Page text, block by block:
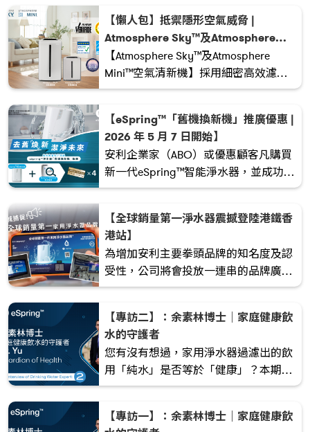
度剖析 eSpring™ 的核心技術與優勢；
現場更破天荒進行即時實驗，震撼的視
覺體驗宛如親臨安利頂級實驗室！當天
超過 300 位領導人於線上及線下同步參
多。
【懶人包】抵禦隱形空氣威脅 |
Atmosphere Sky™及Atmosphere
Mini™空氣清新機
【Atmosphere Sky™及Atmosphere
Mini™空氣清新機】採用細密高效濾
網，能有效過濾小至0.0024微米的懸浮
守護全家每一口呼吸。
【eSpring™「舊機換新機」推廣優惠 |
2026 年 5 月 7 日開始】
安利企業家（ABO）或優惠顧客凡購買
新一代eSpring™智能淨水器，並成功提
供有效的舊eSpring™智能淨水器（產品
機換新機」優惠並獲得總值港幣$1,600/
澳門幣1,652的電子產品券。電子產品券
數量有限，送完即止。
【全球銷量第一淨水器震撼登陸港鐵香
港站】
為增加安利主要拳頭品牌的知名度及認
受性，公司將會投放一連串的品牌廣
告，全力協助領袖分享產品，邁向
品牌，新一代eSpring™智能淨水器以
80 倍巨大版震撼登場，進駐人流最旺
的港鐵香港站 T 字廣告牆。廣告一亮
相，瞬間成為站內焦點，吸引途人停下
新科技，進一步放大品牌影響力，推動
業務增長。
【專訪二】：余素林博士｜家庭健康飲
水的守護者
您有沒有想過，家用淨水器過濾出的飲
用「純水」是否等於「健康」？本期專
訪，余素林博士將會與我們深入剖析不
較適合家庭長期使用。
【專訪一】：余素林博士｜家庭健康飲